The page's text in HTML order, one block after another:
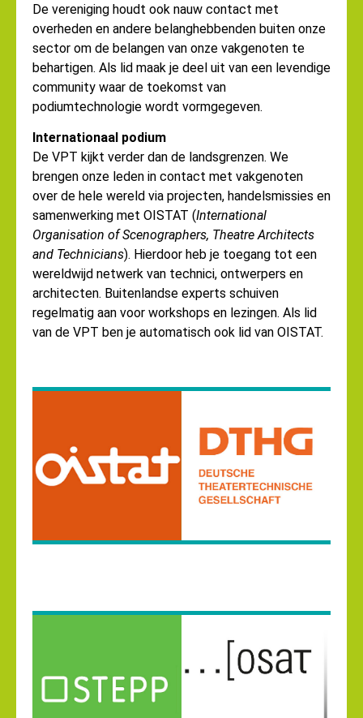
De vereniging houdt ook nauw contact met
overheden en andere belanghebbenden buiten onze
sector om de belangen van onze vakgenoten te
behartigen. Als lid maak je deel uit van een levendige
community waar de toekomst van
podiumtechnologie wordt vormgegeven.
Internationaal podium
De VPT kijkt verder dan de landsgrenzen. We
brengen onze leden in contact met vakgenoten
over de hele wereld via projecten, handelsmissies en
samenwerking met OISTAT (International
Organisation of Scenographers, Theatre Architects
and Technicians). Hierdoor heb je toegang tot een
wereldwijd netwerk van technici, ontwerpers en
architecten. Buitenlandse experts schuiven
regelmatig aan voor workshops en lezingen. Als lid
van de VPT ben je automatisch ook lid van OISTAT.